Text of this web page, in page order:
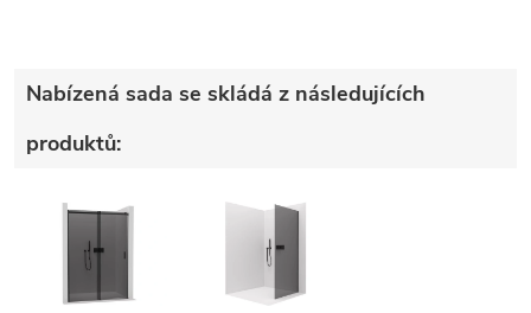
Nabízená sada se skládá z následujících
produktů: